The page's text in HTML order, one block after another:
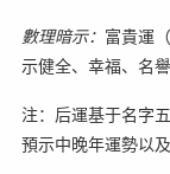
數理暗示： 富貴運
示健全、幸福、名譽
注：后運基于名字
預示中晚年運勢以